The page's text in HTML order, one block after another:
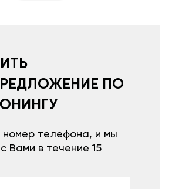
ПО
номер телефона, и мы
Вами в течение 15